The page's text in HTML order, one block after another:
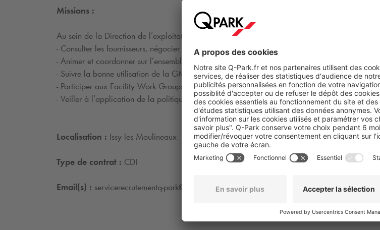
Missions :
Au sein de la Direction de l’exploitation et du patrimoine vous serez notamment responsable
- Consulter les fournisseurs, négocier et préparer la conclusion de tous contrats d’achats de
- Animer et coordonner sur l’ensemble des établissements les activités d’entretien, de
- Suivre la bonne utilisation de la GMAO et de la maintenance
- Participer aux Facility Work Groups et aux Purchases Work Groups au niveau de la Holding.
- Veiller à l’application de la politique QSE pour son périmètre
Localisation : Issy les Moulineaux
Type de contrat : CDI
Email(s) : servicerecrutementq-park@